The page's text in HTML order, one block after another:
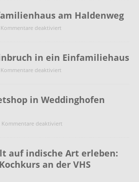
am Haldenweg
Kommentare deaktiviert
in ein Einfamiliehaus
Kommentare deaktiviert
in Weddinghofen
Kommentare deaktiviert
auf indische Art erleben:
an der VHS